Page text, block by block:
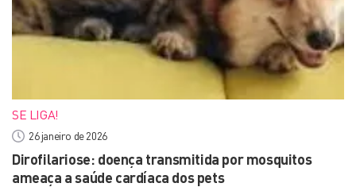
SE LIGA!
26 janeiro de 2026
Dirofilariose: doença transmitida por mosquitos
ameaça a saúde cardíaca dos pets